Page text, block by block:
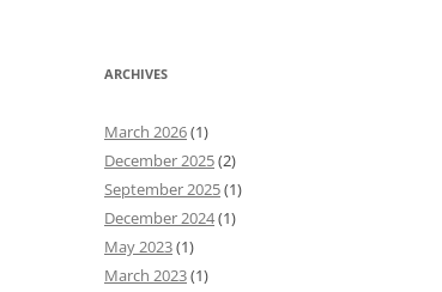
ARCHIVES
March 2026(1)
December 2025(2)
September 2025(1)
December 2024(1)
May 2023(1)
March 2023(1)